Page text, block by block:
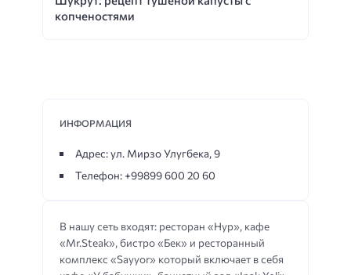
копченостями
В нашу сеть входят: ресторан «Нур», кафе
«Mr.Steak», бистро «Бек» и ресторанный
комплекс «Sayyor» который включает в себя
ИНФОРМАЦИЯ
Адрес: ул. Мирзо Улугбека, 9
Телефон: +99899 600 20 60